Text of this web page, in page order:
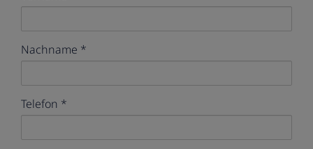
Nachname
Telefon